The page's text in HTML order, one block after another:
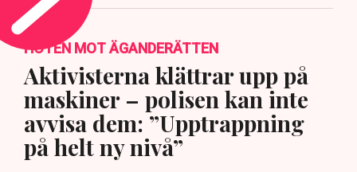
HOTEN MOT ÄGANDERÄTTEN
Aktivisterna klättrar upp på
maskiner – polisen kan inte
avvisa dem: ”Upptrappning
på helt ny nivå”